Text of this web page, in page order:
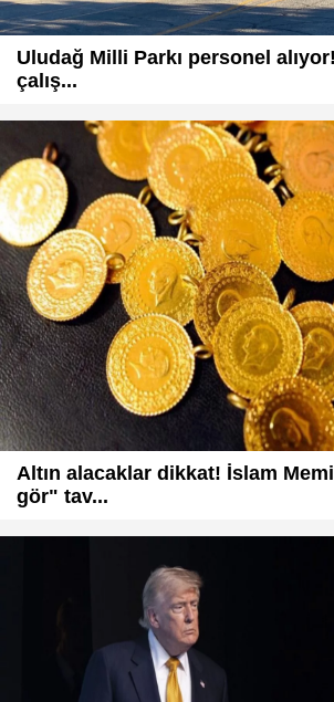
Uludağ Milli Parkı personel
çalış...
Altın alacaklar dikkat! İslam
gör" tav...